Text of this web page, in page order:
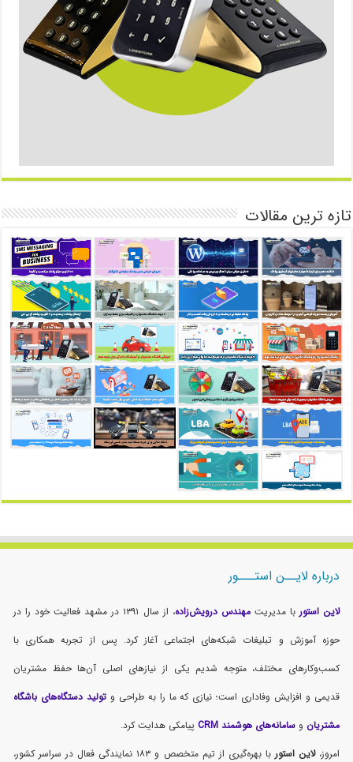
تازه ترین مقالات
درباره لایــن استـــور
لاین استور با مدیریتمهندس درویش‌زاده
، از سال ۱۳۹۱ در مشهد فعالیت خود را در
حوزه آموزش و تبلیغات شبکه‌های اجتماعی آغاز کرد. پس از تجربه همکاری با
کسب‌وکارهای مختلف، متوجه شدیم یکی از نیازهای اصلی آن‌ها حفظ مشتریان
قدیمی و افزایش وفاداری است؛ نیازی که ما را به طراحی وتولید دستگاه‌های باشگاه
مشتریان وسامانه‌های هوشمند CRM
پیامکی هدایت کرد.
امروز،لاین استور
با بهره‌گیری از تیم متخصص و ۱۸۳ نمایندگی فعال در سراسر کشور،